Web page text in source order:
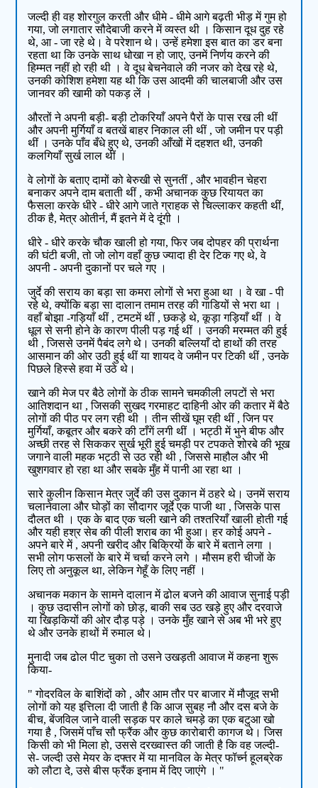
जल्दी ही वह शोरगुल करती और धीमे - धीमे आगे बढ़ती भीड़ में गुम हो
गया, जो लगातार सौदेबाजी करने में व्यस्त थी । किसान दूध दुह रहे
थे, आ - जा रहे थे। वे परेशान थे। उन्हें हमेशा इस बात का डर बना
रहता था कि उनके साथ धोखा न हो जाए, उनमें निर्णय करने की
हिम्मत नहीं हो रही थी । वे दूध बेचनेवाले की नजर को देख रहे थे,
उनकी कोशिश हमेशा यह थी कि उस आदमी की चालबाजी और उस
जानवर की खामी को पकड़ लें ।
औरतों ने अपनी बड़ी- बड़ी टोकरियाँ अपने पैरों के पास रख ली थीं
और अपनी मुर्गियाँ व बतखें बाहर निकाल ली थीं , जो जमीन पर पड़ी
थीं । उनके पाँव बँधे हुए थे, उनकी आँखों में दहशत थी, उनकी
कलगियाँ सुर्ख लाल थीं ।
वे लोगों के बताए दामों को बेरुखी से सुनतीं , और भावहीन चेहरा
बनाकर अपने दाम बताती थीं , कभी अचानक कुछ रियायत का
फैसला करके धीरे - धीरे आगे जाते ग्राहक से चिल्लाकर कहती थीं,
ठीक है, मेत्र ओतीर्न, मैं इतने में दे दूंगी ।
धीरे - धीरे करके चौक खाली हो गया, फिर जब दोपहर की प्रार्थना
की घंटी बजी, तो जो लोग वहाँ कुछ ज्यादा ही देर टिक गए थे, वे
अपनी - अपनी दुकानों पर चले गए ।
जुर्दे की सराय का बड़ा सा कमरा लोगों से भरा हुआ था । वे खा - पी
रहे थे, क्योंकि बड़ा सा दालान तमाम तरह की गाडियों से भरा था ।
वहाँ बोझा -गड़ियाँ थीं , टमटमें थीं , छकड़े थे, कूड़ा गड़ियाँ थीं । वे
धूल से सनी होने के कारण पीली पड़ गई थीं । उनकी मरम्मत की हुई
थी , जिससे उनमें पैबंद लगे थे। उनकी बल्लियाँ दो हाथों की तरह
आसमान की ओर उठी हुई थीं या शायद वे जमीन पर टिकी थीं , उनके
पिछले हिस्से हवा में उठे थे।
खाने की मेज पर बैठे लोगों के ठीक सामने चमकीली लपटों से भरा
आतिशदान था , जिसकी सुखद गरमाहट दाहिनी ओर की कतार में बैठे
लोगों की पीठ पर लग रही थी । तीन सीखें घूम रही थीं , जिन पर
मुर्गियाँ, कबूतर और बकरे की टाँगें लगी थीं । भट्ठी में भुने बीफ और
अच्छी तरह से सिककर सुर्ख भूरी हुई चमड़ी पर टपकते शोरबे की भूख
जगाने वाली महक भट्ठी से उठ रही थी , जिससे माहौल और भी
खुशगवार हो रहा था और सबके मुँह में पानी आ रहा था ।
सारे कुलीन किसान मेत्र जुर्दे की उस दुकान में ठहरे थे। उनमें सराय
चलानेवाला और घोड़ों का सौदागर जूर्दे एक पाजी था , जिसके पास
दौलत थी । एक के बाद एक चली खाने की तश्तरियाँ खाली होती गई
और यही हश्र सेब की पीली शराब का भी हुआ। हर कोई अपने -
अपने बारे में , अपनी खरीद और बिक्रियों के बारे में बताने लगा ।
सभी लोग फसलों के बारे में चर्चा करने लगे । मौसम हरी चीजों के
लिए तो अनुकूल था, लेकिन गेहूँ के लिए नहीं ।
अचानक मकान के सामने दालान में ढोल बजने की आवाज सुनाई पड़ी
। कुछ उदासीन लोगों को छोड़, बाकी सब उठ खड़े हुए और दरवाजे
या खिड़कियों की ओर दौड़ पड़े । उनके मुँह खाने से अब भी भरे हुए
थे और उनके हाथों में रुमाल थे।
मुनादी जब ढोल पीट चुका तो उसने उखड़ती आवाज में कहना शुरू
किया-
" गोदरविल के बाशिंदों को , और आम तौर पर बाजार में मौजूद सभी
लोगों को यह इत्तिला दी जाती है कि आज सुबह नौ और दस बजे के
बीच, बेंजविल जाने वाली सड़क पर काले चमड़े का एक बटुआ खो
गया है , जिसमें पाँच सौ फ्रैंक और कुछ कारोबारी कागज थे। जिस
किसी को भी मिला हो, उससे दरख्वास्त की जाती है कि वह जल्दी-
से- जल्दी उसे मेयर के दफ्तर में या मानविल के मेत्र फॉर्च्न हूलब्रेक
को लौटा दे, उसे बीस फ्रैंक इनाम में दिए जाएंगे । "